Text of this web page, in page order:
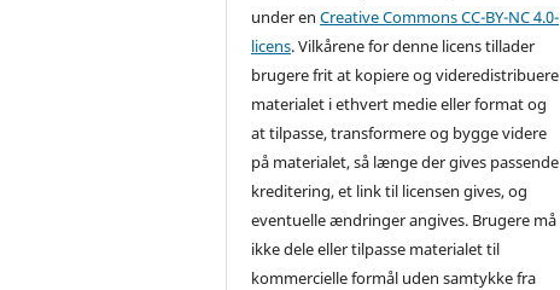
under enCreative Commons CC-BY-NC 4.0-
licens. Vilkårene for denne licens tillader
brugere frit at kopiere og videredistribuere
materialet i ethvert medie eller format og
at tilpasse, transformere og bygge videre
på materialet, så længe der gives passende
kreditering, et link til licensen gives, og
eventuelle ændringer angives. Brugere må
ikke dele eller tilpasse materialet til
kommercielle formål uden samtykke fra